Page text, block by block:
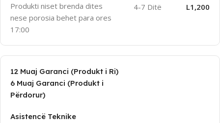
Produkti niset brenda dites
nese porosia behet para ores
17:00
4-7 Ditë L1,200
12 Muaj Garanci (Produkt i Ri)
6 Muaj Garanci (Produkt i
Përdorur)
Asistencë Teknike